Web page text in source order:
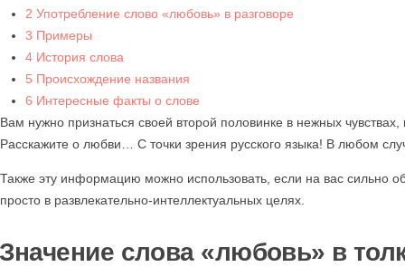
2 Употребление слово «любовь» в разговоре
3 Примеры
4 История слова
5 Происхождение названия
6 Интересные факты о слове
Вам нужно признаться своей второй половинке в нежных
Расскажите о любви… С точки зрения русского языка! В любом
Также эту информацию можно использовать, если на вас сильно
просто в развлекательно-интеллектуальных целях.
слова «любовь» в